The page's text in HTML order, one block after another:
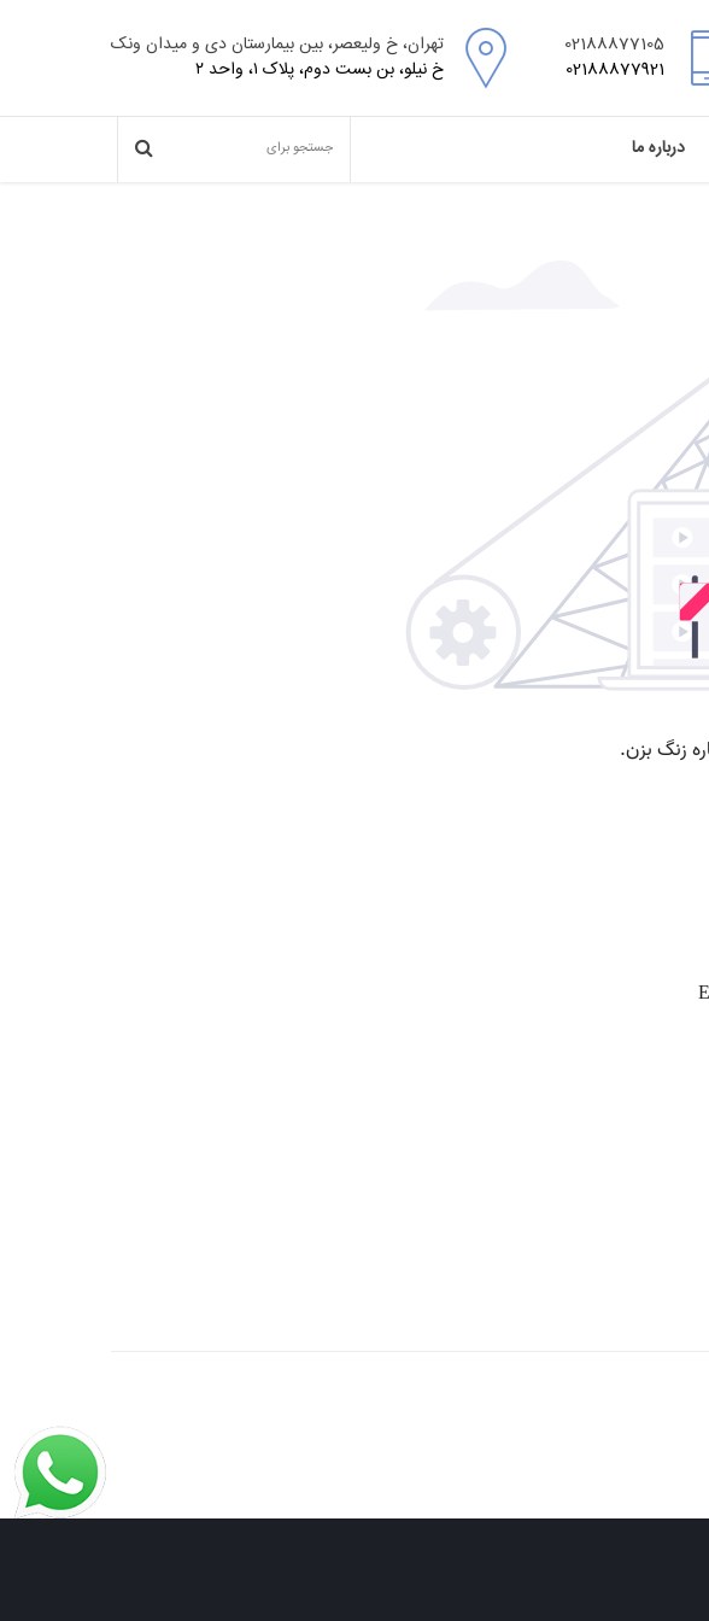
02188877105
02188877921
تهران، خ ولیعصر، بین بیمارستان دی و میدان ونک
خ نیلو، بن بست دوم، پلاک ۱، واحد ۲
درباره ما